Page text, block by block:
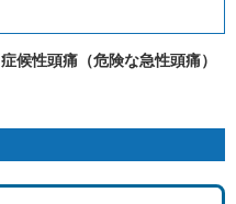
症候性頭痛（危険な急性頭痛）